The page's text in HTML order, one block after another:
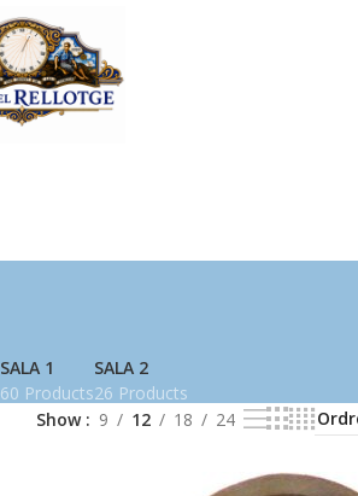
SALA 1
60 Products
SALA 2
26 Products
Show 9 12 18 24